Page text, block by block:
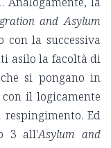
and Asylum
la successiva
asilo la facoltà di
si pongano in
il logicamente
Ed
3 all'Asylum and